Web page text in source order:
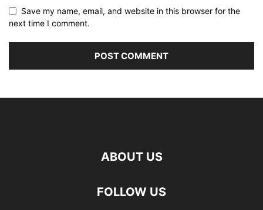
Save my name, email, and website in this browser for the
next time I comment.
ABOUT US
FOLLOW US